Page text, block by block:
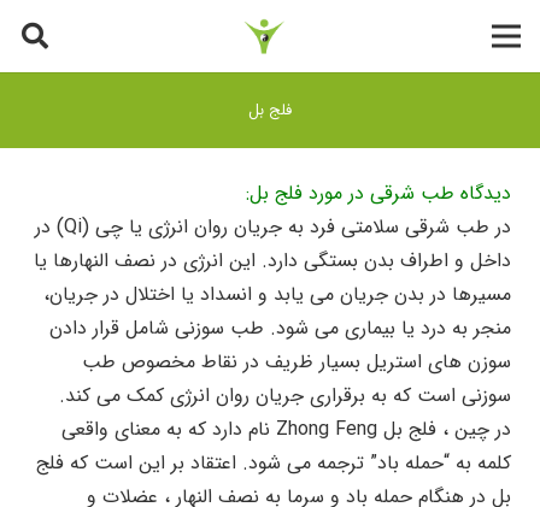
فلج بل
دیدگاه طب شرقی در مورد فلج بل:
در طب شرقی سلامتی فرد به جریان روان انرژی یا چی (Qi) در
داخل و اطراف بدن بستگی دارد. این انرژی در نصف النهارها یا
مسیرها در بدن جریان می یابد و انسداد یا اختلال در جریان،
منجر به درد یا بیماری می شود. طب سوزنی شامل قرار دادن
سوزن های استریل بسیار ظریف در نقاط مخصوص طب
سوزنی است که به برقراری جریان روان انرژی کمک می کند.
در چین ، فلج بل Zhong Feng نام دارد که به معنای واقعی
کلمه به “حمله باد” ترجمه می شود. اعتقاد بر این است که فلج
بل در هنگام حمله باد و سرما به نصف النهار ، عضلات و